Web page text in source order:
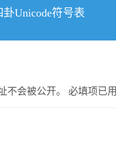
Unicode符号表
不会被公开。 必填项已用